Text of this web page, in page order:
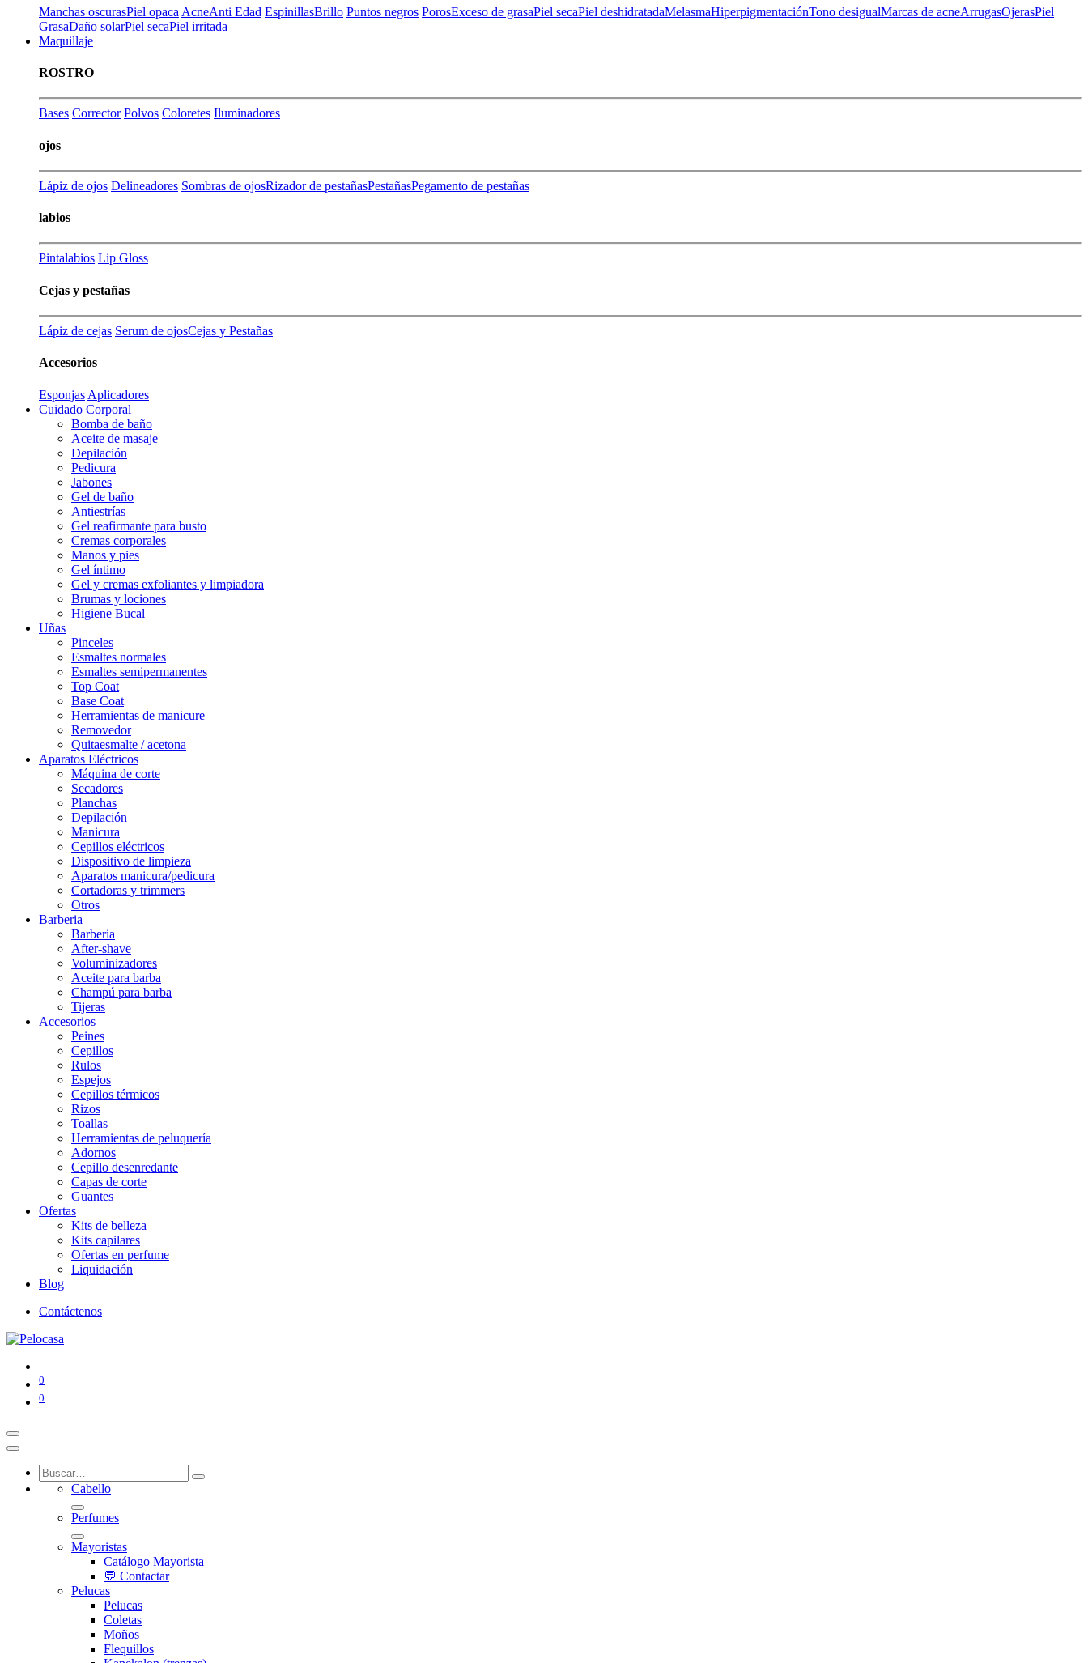
Manchas oscurasPiel opaca AcneAnti Edad EspinillasBrillo Puntos negros PorosExceso de grasaPiel secaPiel deshidratadaMelasmaHiperpigmentaciónTono desigualMarcas de acneArrugasOjerasPiel
GrasaDaño solarPiel secaPiel irritada
Maquillaje
ROSTRO
Bases Corrector Polvos Coloretes Iluminadores
ojos
Lápiz de ojos Delineadores Sombras de ojosRizador de pestañasPestañasPegamento de pestañas
labios
Pintalabios Lip Gloss
Cejas y pestañas
Lápiz de cejas Serum de ojosCejas y Pestañas
Accesorios
Esponjas Aplicadores
Cuidado Corporal
Bomba de baño
Aceite de masaje
Depilación
Pedicura
Jabones
Gel de baño
Antiestrías
Gel reafirmante para busto
Cremas corporales
Manos y pies
Gel íntimo
Gel y cremas exfoliantes y limpiadora
Brumas y lociones
Higiene Bucal
Uñas
Pinceles
Esmaltes normales
Esmaltes semipermanentes
Top Coat
Base Coat
Herramientas de manicure
Removedor
Quitaesmalte / acetona
Aparatos Eléctricos
Máquina de corte
Secadores
Planchas
Depilación
Manicura
Cepillos eléctricos
Dispositivo de limpieza
Aparatos manicura/pedicura
Cortadoras y trimmers
Otros
Barberia
Barberia
After-shave
Voluminizadores
Aceite para barba
Champú para barba
Tijeras
Accesorios
Peines
Cepillos
Rulos
Espejos
Cepillos térmicos
Rizos
Toallas
Herramientas de peluquería
Adornos
Cepillo desenredante
Capas de corte
Guantes
Ofertas
Kits de belleza
Kits capilares
Ofertas en perfume
Liquidación
Blog
Contáctenos
0
0
Cabello
Perfumes
Mayoristas
Catálogo Mayorista
💬 Contactar
Pelucas
Pelucas
Coletas
Moños
Flequillos